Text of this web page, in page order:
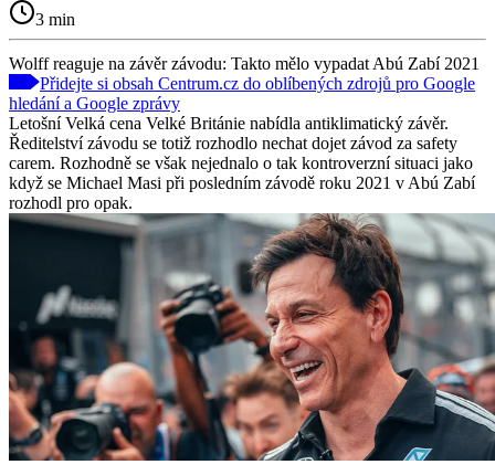
3 min
Wolff reaguje na závěr závodu: Takto mělo vypadat Abú Zabí 2021
Přidejte si obsah Centrum.cz do oblíbených zdrojů pro Google
hledání a Google zprávy
Letošní Velká cena Velké Británie nabídla antiklimatický závěr.
Ředitelství závodu se totiž rozhodlo nechat dojet závod za safety
carem. Rozhodně se však nejednalo o tak kontroverzní situaci jako
když se Michael Masi při posledním závodě roku 2021 v Abú Zabí
rozhodl pro opak.